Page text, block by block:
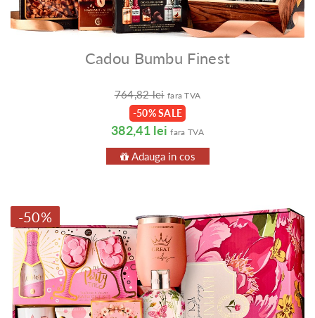
Cadou Bumbu Finest
764,82 lei fara TVA
-50% SALE
382,41 lei fara TVA
Adauga in cos
-50%